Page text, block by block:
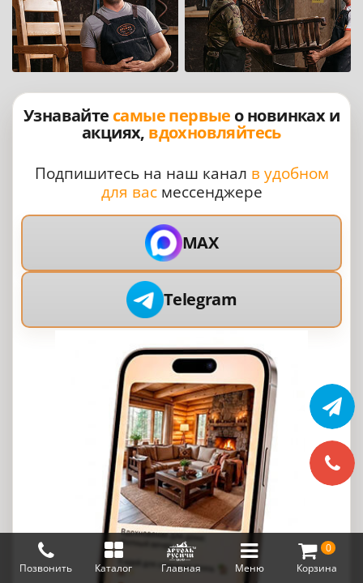
Меню
Позвонить Каталог Главная
0
Корзина
Узнавайте самые первые о новинках и
акциях, вдохновляйтесь
Подпишитесь на наш канал в удобном
для васмессенджере
MAX
Telegram